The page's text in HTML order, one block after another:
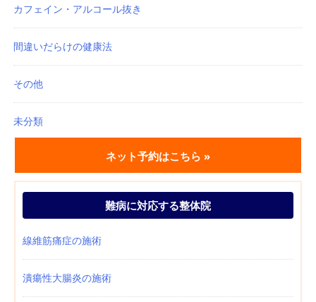
カフェイン・アルコール抜き
間違いだらけの健康法
その他
未分類
ネット予約はこちら »
難病に対応する整体院
線維筋痛症の施術
潰瘍性大腸炎の施術